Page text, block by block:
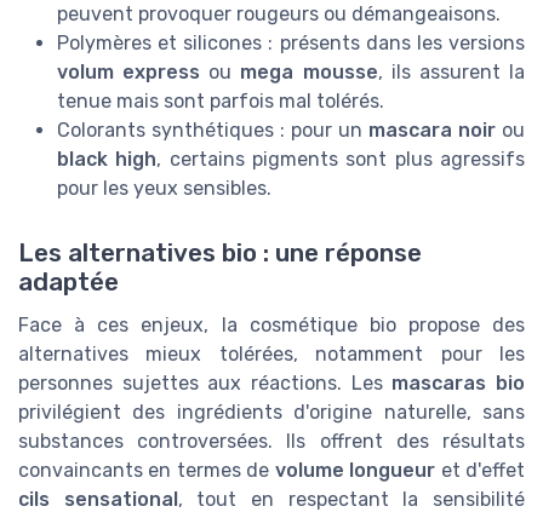
peuvent provoquer rougeurs ou démangeaisons.
Polymères et silicones : présents dans les versions
volum express ou mega mousse, ils assurent la
tenue mais sont parfois mal tolérés.
Colorants synthétiques : pour un mascara noir ou
black high, certains pigments sont plus agressifs
pour les yeux sensibles.
Les alternatives bio : une réponse
adaptée
Face à ces enjeux, la cosmétique bio propose des
alternatives mieux tolérées, notamment pour les
personnes sujettes aux réactions. Les mascaras bio
privilégient des ingrédients d'origine naturelle, sans
substances controversées. Ils offrent des résultats
convaincants en termes de volume longueur et d'effet
cils sensational, tout en respectant la sensibilité